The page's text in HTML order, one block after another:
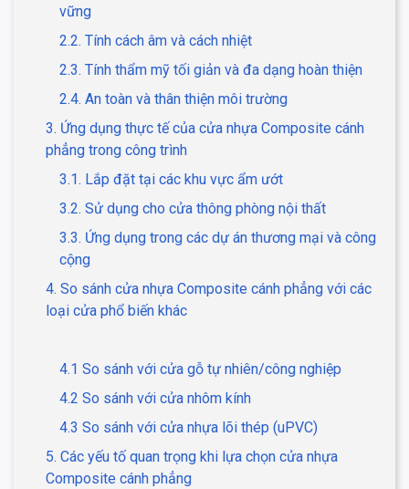
vững
2.2. Tính cách âm và cách nhiệt
2.3. Tính thẩm mỹ tối giản và đa dạng hoàn thiện
2.4. An toàn và thân thiện môi trường
3. Ứng dụng thực tế của cửa nhựa Composite cánh
phẳng trong công trình
3.1. Lắp đặt tại các khu vực ẩm ướt
3.2. Sử dụng cho cửa thông phòng nội thất
3.3. Ứng dụng trong các dự án thương mại và công
cộng
4. So sánh cửa nhựa Composite cánh phẳng với các
loại cửa phổ biến khác
4.1 So sánh với cửa gỗ tự nhiên/công nghiệp
4.2 So sánh với cửa nhôm kính
4.3 So sánh với cửa nhựa lõi thép (uPVC)
5. Các yếu tố quan trọng khi lựa chọn cửa nhựa
Composite cánh phẳng